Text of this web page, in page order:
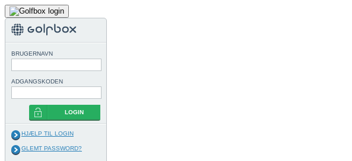
BRUGERNAVN
ADGANGSKODEN
LOGIN
HJÆLP TIL LOGIN
GLEMT PASSWORD?